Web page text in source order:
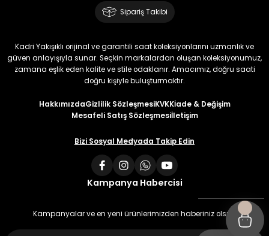
Sipariş Takibi
Kadri Yakışıklı orijinal ve garantili saat koleksiyonlarını uzmanlık ve
güven anlayışıyla sunar. Seçkin markalardan oluşan koleksiyonumuz,
zamana eşlik eden kalite ve stile odaklanır. Amacımız, doğru saati
doğru kişiyle buluşturmaktır.
HakkımızdaGizlilik SözleşmesiKVKKİade & Değişim
Mesafeli Satış Sözleşmesiİletişim
Bizi Sosyal Medyada Takip Edin
Kampanya Habercisi
Kampanyalar ve en yeni ürünlerimizden haberiniz olsun